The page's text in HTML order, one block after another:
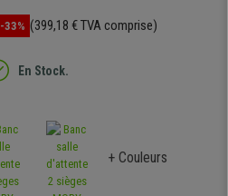
-33% (399,18 € TVA comprise)
En Stock.
+ Couleurs